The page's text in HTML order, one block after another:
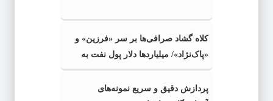
کلاه گشاد صرافی‌ها بر سر «فرزین» و
«پاک‌نژاد»/ میلیاردها دلار پول نفت به
کشور برنگشت/سوییفت جعلی تراستی‌ها
به وزارت نفت و بانک مرکزی
پردازش دقیق و سریع نمونه‌های